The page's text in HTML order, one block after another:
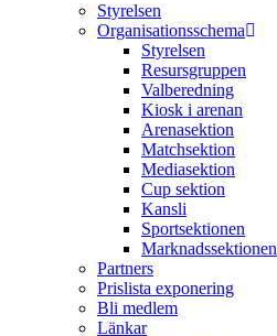
Styrelsen
Organisationsschema
Styrelsen
Resursgruppen
Valberedning
Kiosk i arenan
Arenasektion
Matchsektion
Mediasektion
Cup sektion
Kansli
Sportsektionen
Marknadssektionen
Partners
Prislista exponering
Bli medlem
Länkar